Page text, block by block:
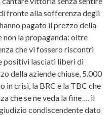
fronte alla sofferenza degli
pagato il prezzo della
la propaganda: oltre
che vi fossero riscontri
positivi lasciati liberi di
della aziende chiuse, 5.000
crisi, la BRC e la TBC che
che se ne veda la fine … il
condiscendente dato